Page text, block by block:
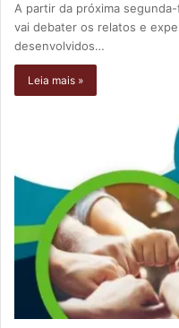
A partir da próxima
vai debater os relatos e
desenvolvidos…
Leia mais »